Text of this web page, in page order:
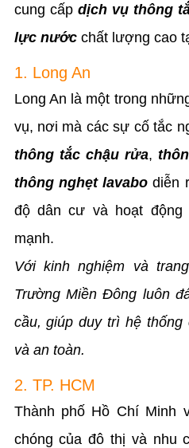
cung cấp dịch vụ thông
lực nướcchất lượng cao
1. Long An
Long An là một trong
vụ, nơi mà các sự cố tắc
thông tắc chậu rửa,
thông nghẹt lavabo diễn
độ dân cư và hoạt động
mạnh.
Với kinh nghiệm và
Trường Miền Đông luôn
cầu, giúp duy trì hệ thống
và an toàn.
2. TP. HCM
Thành phố Hồ Chí Minh
chóng của đô thị và nhu